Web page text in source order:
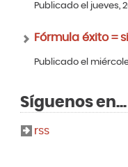
Publicado el jueves,
Fórmula éxito =
Publicado el
Síguenos en...
rss